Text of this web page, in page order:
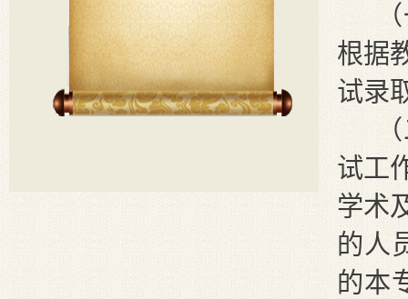
根据
试录
试工
学术
的人
的本